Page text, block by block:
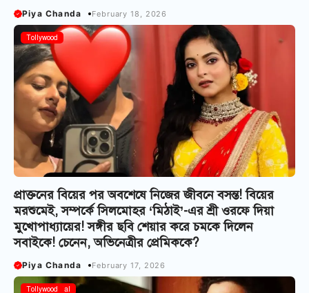
Piya Chanda February 18, 2026
Tollywood
প্রাক্তনের বিয়ের পর অবশেষে নিজের জীবনে বসন্ত! বিয়ের
মরশুমেই, সম্পর্কে সিলমোহর ‘মিঠাই’-এর শ্রী ওরফে দিয়া
মুখোপাধ্যায়ের! সঙ্গীর ছবি শেয়ার করে চমকে দিলেন
সবাইকে! চেনেন, অভিনেত্রীর প্রেমিককে?
Piya Chanda February 17, 2026
Bangla Serial
Tollywood